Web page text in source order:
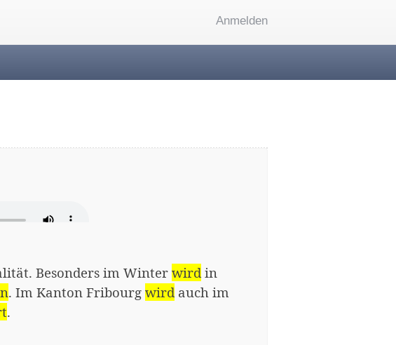
Anmelden
Besonders im Winter wird in
. Im Kanton Fribourg wird auch im
.